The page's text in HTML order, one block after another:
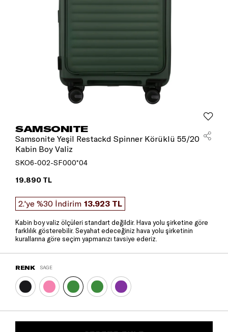
SAMSONITE
Samsonite Yeşil Restackd Spinner Körüklü 55/20
Kabin Boy Valiz
SKO6-002-SF000*04
19.890 TL
2.'ye %30 İndirim 13.923 TL
Kabin boy valiz ölçüleri standart değildir. Hava yolu şirketine göre
farklılık gösterebilir. Seyahat edeceğiniz hava yolu şirketinin
kurallarına göre seçim yapmanızı tavsiye ederiz.
RENK SAGE